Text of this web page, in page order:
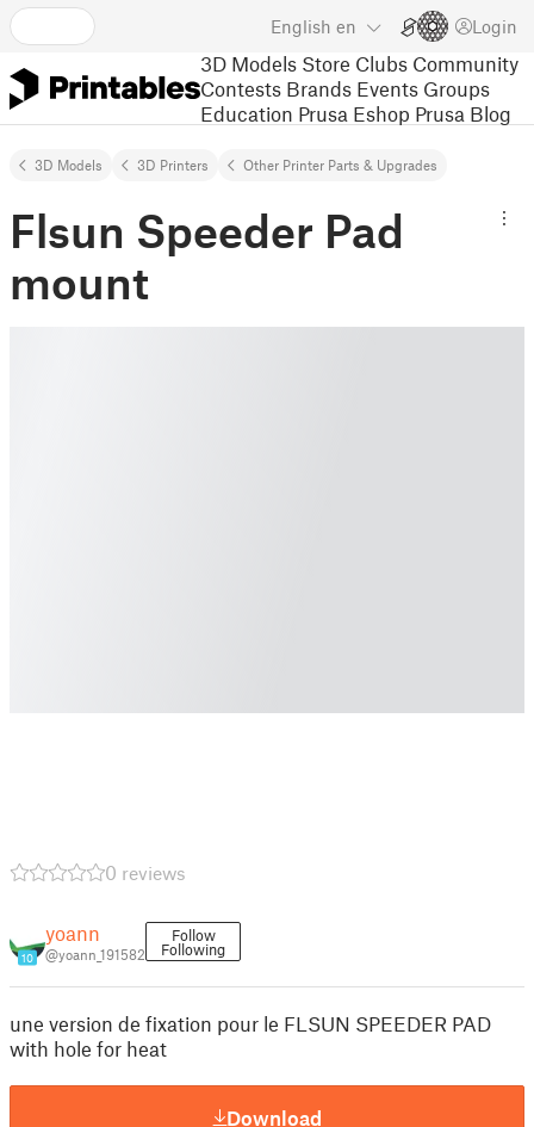
English en Login
3D Models Store Clubs Community
Contests Brands Events Groups
Education Prusa Eshop Prusa Blog
3D Models 3D Printers Other Printer Parts & Upgrades
Flsun Speeder Pad
mount
0 reviews
10
yoann
@yoann_191582
Follow
Following
une version de fixation pour le FLSUN SPEEDER PAD
with hole for heat
Download